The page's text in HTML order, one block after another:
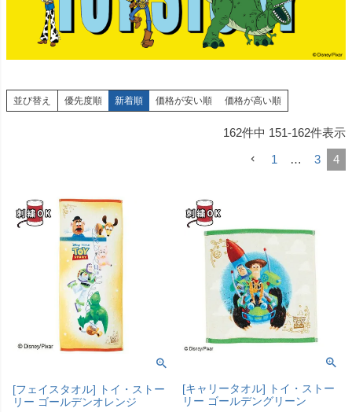
並び替え 優先度順 新着順 価格が安い順 価格が高い順
162件中 151-162件表示
1
… 3 4
[フェイスタオル] トイ・ストー
リー ゴールデンオレンジ
[キャリータオル] トイ・ストー
リー ゴールデングリーン